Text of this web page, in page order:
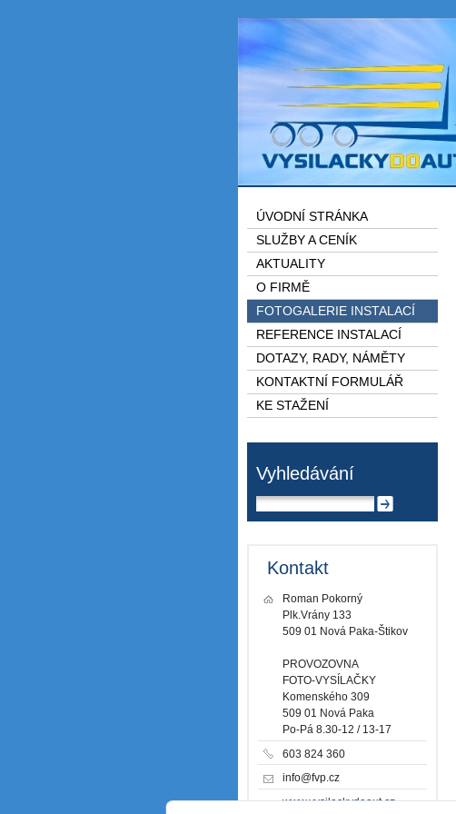
ÚVODNÍ STRÁNKA
SLUŽBY A CENÍK
AKTUALITY
O FIRMĚ
FOTOGALERIE INSTALACÍ
REFERENCE INSTALACÍ
DOTAZY, RADY, NÁMĚTY
KONTAKTNÍ FORMULÁŘ
KE STAŽENÍ
Vyhledávání
Kontakt
Roman Pokorný
Plk.Vrány 133
509 01 Nová Paka-Štikov
PROVOZOVNA
FOTO-VYSÍLAČKY
Komenského 309
509 01 Nová Paka
Po-Pá 8.30-12 / 13-17
603 824 360
info@fvp.cz
www.vysilackydoaut.cz